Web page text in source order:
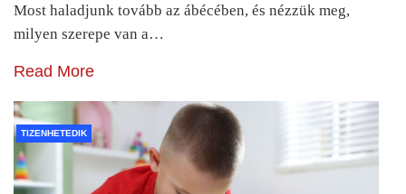
Most haladjunk tovább az ábécében, és nézzük meg,
milyen szerepe van a…
Read More
TIZENHETEDIK